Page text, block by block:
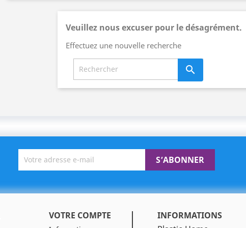
Veuillez nous excuser pour le désagrément.
Effectuez une nouvelle recherche

VOTRE COMPTE
INFORMATIONS